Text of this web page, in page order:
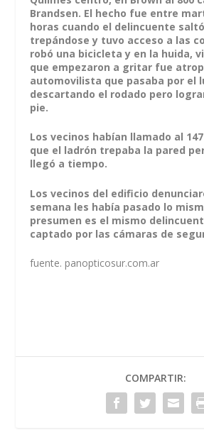
Brandsen. El hecho fue entre
horas cuando el delincuente
trepándose y tuvo acceso a las
robó una bicicleta y en la huida,
que empezaron a gritar fue
automovilista que pasaba por el
descartando el rodado pero
pie.
Los vecinos habían llamado al
que el ladrón trepaba la pared
llegó a tiempo.
Los vecinos del edificio
semana les había pasado lo
presumen es el mismo
captado por las cámaras de
fuente. panopticosur.com.ar
COMPARTIR: